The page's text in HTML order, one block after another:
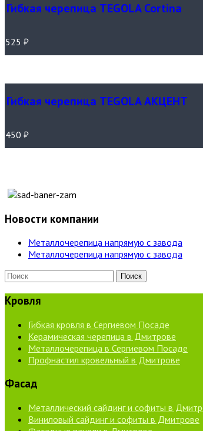
Гибкая черепица TEGOLA Cortina
525 ₽
Гибкая черепица TEGOLA АКЦЕНТ
450 ₽
Новости компании
Металлочерепица напрямую с завода
Металлочерепица напрямую с завода
Кровля
Гибкая кровля в Сергиевом Посаде
Керамическая черепица в Дмитрове
Металлочерепица в Сергиевом Посаде
Профнастил кровельный в Дмитрове
Фасад
Металлический сайдинг и софиты в
Виниловый сайдинг и софиты в Дмитрове